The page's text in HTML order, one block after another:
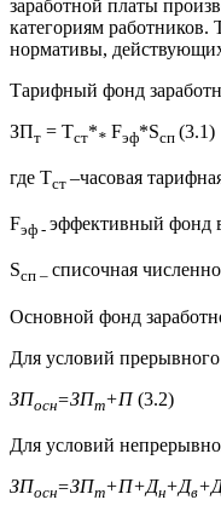
заработной платы
категориям
нормативы,
Тарифный фонд
ЗПт = Тст** Fэф*Sсп (3.1)
где Тст –часовая
Fэф - эффективный фонд
Sсп – списочная
Основной фонд
Для условий прерывного
ЗПосн=ЗПт+П(3.2)
Для условий
ЗПосн=ЗПт+П+Дн+Дв